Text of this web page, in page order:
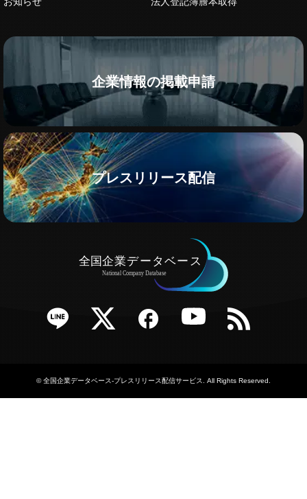
企業情報の掲載申請
プレスリリース配信
Twitter Facebook YouTube RSS
©全国企業データベース-プレスリリース配信サービス . All Rights Reserved.